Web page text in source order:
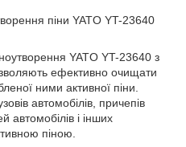
піни YATO YT-23640
YATO YT-23640 з
ефективно очищати
ними активної піни.
автомобілів, причепів
автомобілів і інших
піною.